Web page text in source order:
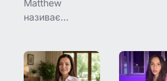
Matthew
називає
революцією —
не через
Віктора
Що він